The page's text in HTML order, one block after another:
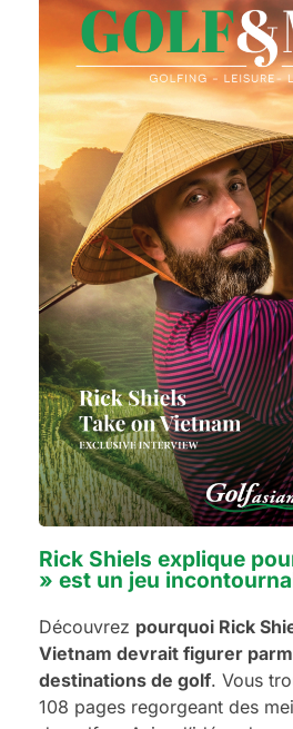
À propos de
Vivez des vacances de golf
grâce à des forfaits estivaux
passionnés de golf. Jouez sur
séjournez dans des hôtels triés
d'un voyage parfaitement
spécialistes asiatiques des
Que vous préfériez une
un séjour golfique passionnant à
escapade animée à Pattaya,
soigneusement conçu pour
mondiale, un accueil
rapport qualité-prix estival.
vedette et commencez à
vacances de golf inoubliables
Rick Shiels explique
» est un jeu
Découvrez pourquoi Rick
Vietnam devrait figurer
destinations de golf. Vous
108 pages regorgeant des